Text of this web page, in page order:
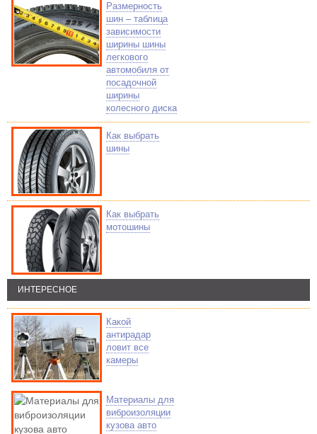
Размерность
шин – таблица
зависимости
ширины шины
легкового
автомобиля от
посадочной
ширины
колесного диска
Как выбрать
шины
Как выбрать
мотошины
ИНТЕРЕСНОЕ
Какой
антирадар
ловит все
камеры
Материалы для
виброизоляции
кузова авто